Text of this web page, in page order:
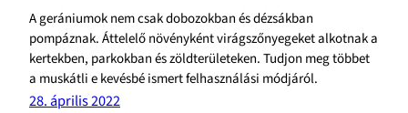
A gerániumok nem csak dobozokban és dézsákban
pompáznak. Áttelelő növényként virágszőnyegeket alkotnak a
kertekben, parkokban és zöldterületeken. Tudjon meg többet
a muskátli e kevésbé ismert felhasználási módjáról.
28. április 2022